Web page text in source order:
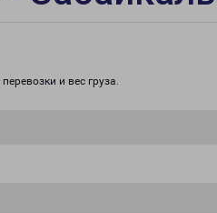
и вес груза.